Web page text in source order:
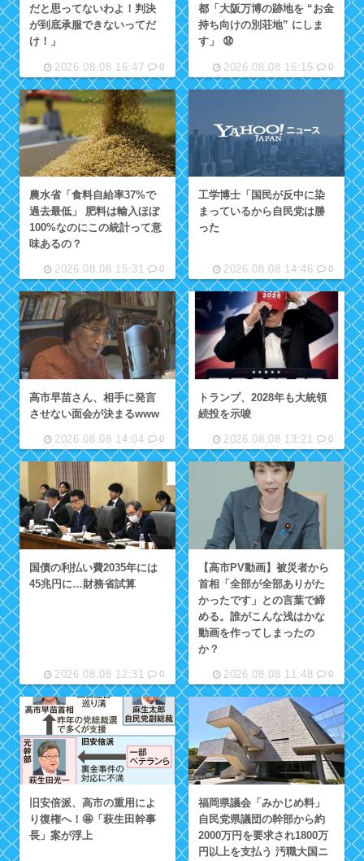
だと思ってないわよ！判決
が到底承服できないってだ
け！」
2026.08.08 16:47 0
都「大阪万博の跡地を “お金
持ち向けの別荘地” にしま
す」 😧
2026.08.08 16:15 0
農水省「食料自給率37%で
過去最低」 肥料は輸入ほぼ
100%なのにこの統計って意
味あるの？
2026.08.08 15:31 0
工学博士「国民が反中に染
まっているから自民党は勝
った
2026.08.08 14:46 0
高市早苗さん、相手に発言
させない面会が決まるwww
2026.08.08 14:04 0
トランプ、2028年も大統領
続投を示唆
2026.08.08 13:21 0
国債の利払い費2035年には
45兆円に…財務省試算
2026.08.08 12:31 0
【高市PV動画】被災者から
首相「全部が全部ありがた
かったです」との言葉で締
める。誰がこんな浅はかな
動画を作ってしまったの
か？
2026.08.08 11:48 0
旧安倍派、高市の重用によ
り復権へ！🤩「萩生田幹事
長」案が浮上
福岡県議会「みかじめ料」
自民党県議団の幹部から約
2000万円を要求され1800万
円以上を支払う 汚職大国ニ